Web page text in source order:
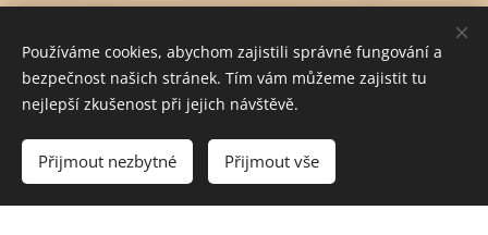
Do košíku
Používáme cookies, abychom zajistili správné fungování a
bezpečnost našich stránek. Tím vám můžeme zajistit tu
nejlepší zkušenost při jejich návštěvě.
Přijmout nezbytné Přijmout vše